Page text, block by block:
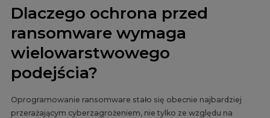
Dlaczego ochrona przed
ransomware wymaga
wielowarstwowego
podejścia?
Oprogramowanie ransomware stało się obecnie najbardziej
przerażającym cyberzagrożeniem, nie tylko ze względu na